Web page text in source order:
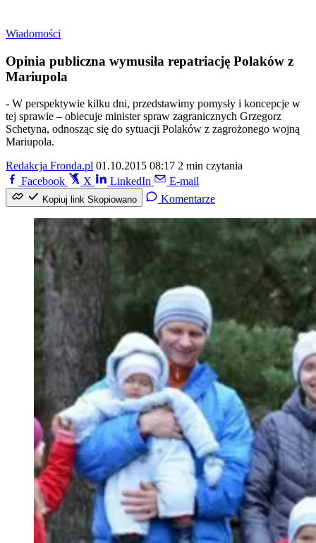
Wiadomości
Opinia publiczna wymusiła repatriację Polaków z
Mariupola
- W perspektywie kilku dni, przedstawimy pomysły i koncepcje w
tej sprawie – obiecuje minister spraw zagranicznych Grzegorz
Schetyna, odnosząc się do sytuacji Polaków z zagrożonego wojną
Mariupola.
Redakcja Fronda.pl 01.10.2015 08:17 2 min czytania
Facebook
X LinkedIn E-mail
Kopiuj link Skopiowano Komentarze